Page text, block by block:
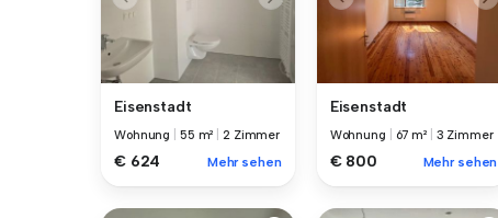
Eisenstadt
Wohnung 55 m² |2 Zimmer
€ 624 Mehr sehen
Eisenstadt
Wohnung 67 m² 3 Zimmer
€ 800 Mehr sehen